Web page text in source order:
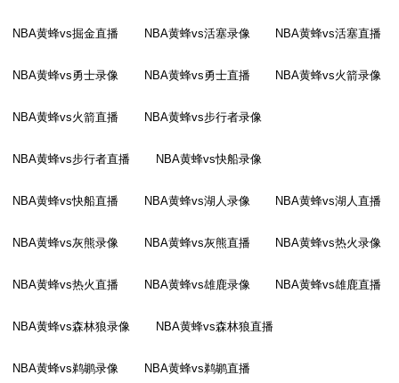
NBA黄蜂vs掘金直播 NBA黄蜂vs活塞录像 NBA黄蜂vs活塞直播
NBA黄蜂vs勇士录像 NBA黄蜂vs勇士直播 NBA黄蜂vs火箭录像
NBA黄蜂vs火箭直播 NBA黄蜂vs步行者录像
NBA黄蜂vs步行者直播 NBA黄蜂vs快船录像
NBA黄蜂vs快船直播 NBA黄蜂vs湖人录像 NBA黄蜂vs湖人直播
NBA黄蜂vs灰熊录像 NBA黄蜂vs灰熊直播 NBA黄蜂vs热火录像
NBA黄蜂vs热火直播 NBA黄蜂vs雄鹿录像 NBA黄蜂vs雄鹿直播
NBA黄蜂vs森林狼录像 NBA黄蜂vs森林狼直播
NBA黄蜂vs鹈鹕录像 NBA黄蜂vs鹈鹕直播